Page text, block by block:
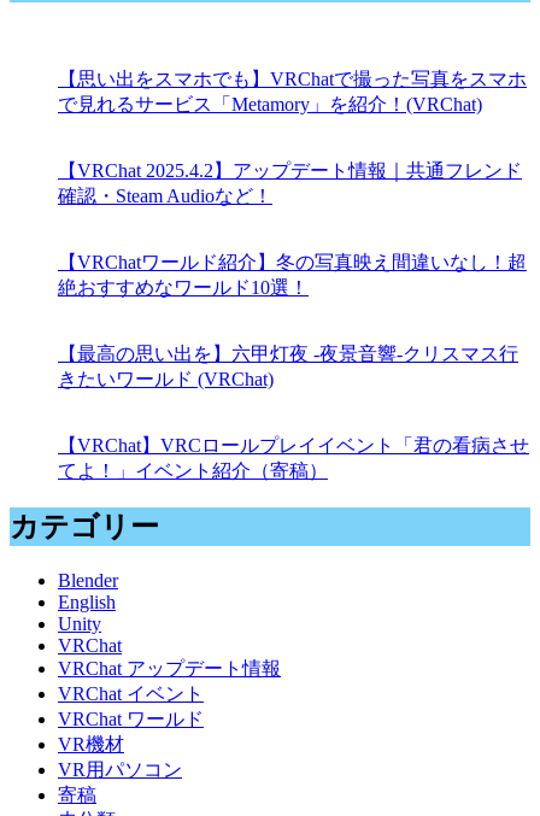
【思い出をスマホでも】VRChatで撮った写真をスマホ
で見れるサービス「Metamory」を紹介！(VRChat)
【VRChat 2025.4.2】アップデート情報｜共通フレンド
確認・Steam Audioなど！
【VRChatワールド紹介】冬の写真映え間違いなし！超
絶おすすめなワールド10選！
【最高の思い出を】六甲灯夜 -夜景音響-クリスマス行
きたいワールド (VRChat)
【VRChat】VRCロールプレイイベント「君の看病させ
てよ！」イベント紹介（寄稿）
カテゴリー
Blender
English
Unity
VRChat
VRChat アップデート情報
VRChat イベント
VRChat ワールド
VR機材
VR用パソコン
寄稿